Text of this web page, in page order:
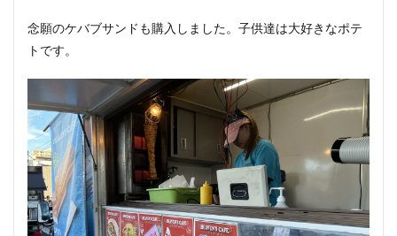
念願のケバブサンドも購入しました。子供達は大好きなポテ
トです。